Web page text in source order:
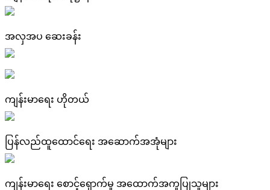
အလှအပ ဆေးခန်း
ကျန်းမာရေး ဟိုတယ်
ပြန်လည်ထူထောင်ရေး အဆောက်အအုံများ
ကျန်းမာရေး စောင့်ရှောက်မှု အထောက်အကူပြုသူများ